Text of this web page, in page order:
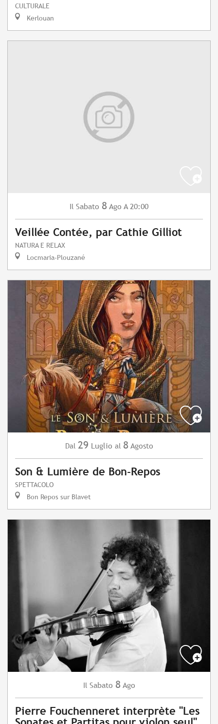
CULTURALE
Kerlouan
Il Sabato 8 Ago A 20:00
Veillée Contée, par Cathie Gilliot
NATURA E RELAX
Locmaria-Plouzané
Dal 29 Luglio al 8 Agosto
Son & Lumière de Bon-Repos
SPETTACOLO
Bon Repos sur Blavet
Il Sabato 8 Ago
Pierre Fouchenneret interprète "Les